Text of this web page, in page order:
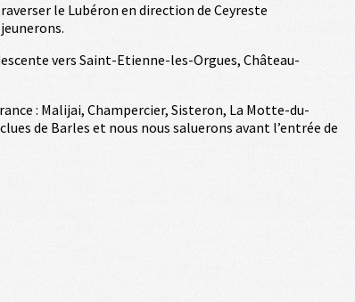
le Lubéron en direction de Ceyreste
vers Saint-Etienne-les-Orgues, Château-
: Malijai, Champercier, Sisteron, La Motte-du-
de Barles et nous nous saluerons avant l’entrée de